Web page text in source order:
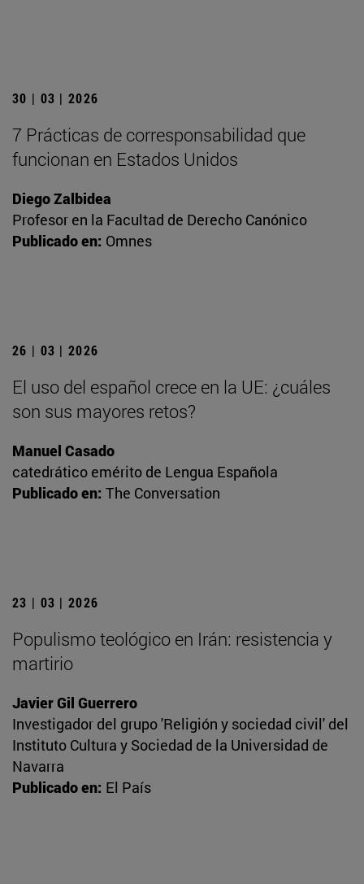
30 | 03 | 2026
7 Prácticas de corresponsabilidad que
funcionan en Estados Unidos
Diego Zalbidea
Profesor en la Facultad de Derecho Canónico
Publicado en: Omnes
26 | 03 | 2026
El uso del español crece en la UE: ¿cuáles
son sus mayores retos?
Manuel Casado
catedrático emérito de Lengua Española
Publicado en: The Conversation
23 | 03 | 2026
Populismo teológico en Irán: resistencia y
martirio
Javier Gil Guerrero
Investigador del grupo 'Religión y sociedad civil' del
Instituto Cultura y Sociedad de la Universidad de
Navarra
Publicado en: El País